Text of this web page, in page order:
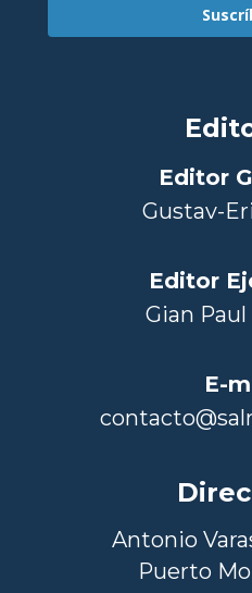
Editor
Gustav-
Editor
Gian
E-
Antonio
Puerto